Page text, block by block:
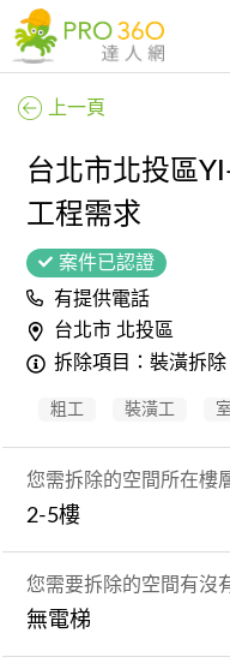
上一頁
台北市北投區
工程需求
案件已認證
有提供電話
台北市 北投區
拆除項目：裝潢拆除
粗工 裝潢工
您需拆除的空間所在樓
2-5樓
您需要拆除的空間有沒
無電梯